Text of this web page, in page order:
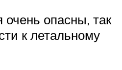
опасны, так
к летальному